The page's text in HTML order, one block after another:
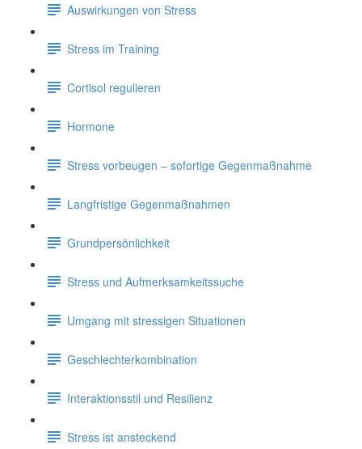
Auswirkungen von Stress
Stress im Training
Cortisol regulieren
Hormone
Stress vorbeugen – sofortige Gegenmaßnahme
Langfristige Gegenmaßnahmen
Grundpersönlichkeit
Stress und Aufmerksamkeitssuche
Umgang mit stressigen Situationen
Geschlechterkombination
Interaktionsstil und Resilienz
Stress ist ansteckend